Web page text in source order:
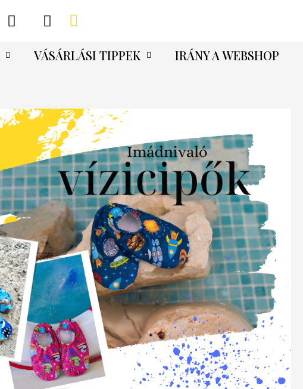
VÁSÁRLÁSI TIPPEK
IRÁNY A WEBSHOP